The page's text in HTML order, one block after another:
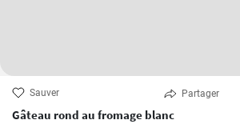
Sauver Partager
Gâteau rond au fromage blanc